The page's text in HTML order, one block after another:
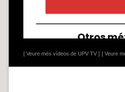
[ Veure més vídeos de UPV TV ] [ Veure